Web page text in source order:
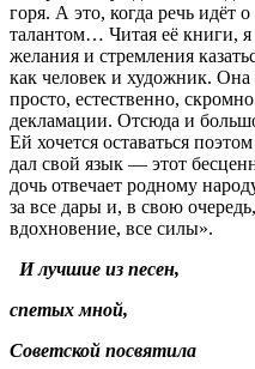
горя. А это, когда речь идёт
талантом… Читая её книги,
желания и стремления
как человек и художник.
просто, естественно,
декламации. Отсюда и
Ей хочется оставаться
дал свой язык — этот
дочь отвечает родному
за все дары и, в свою
вдохновение, все силы».
И лучшие из песен,
спетых мной,
Советской посвятила